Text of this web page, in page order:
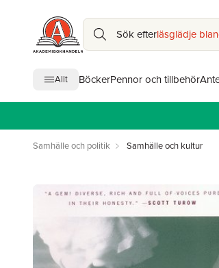
Sök efterläsglädje
Allt BöckerPennor och tillbehör
Samhälle och politik Samhälle och kultur